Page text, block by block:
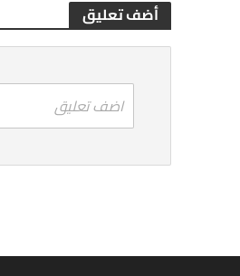
أضف تعليق
اضف تعليق